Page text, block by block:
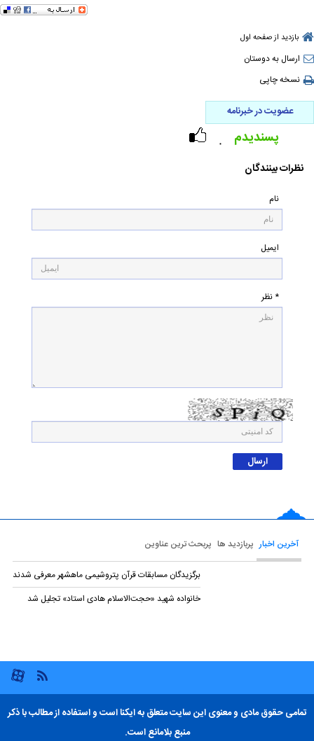
بازدید از صفحه اول
ارسال به دوستان
نسخه چاپی
عضویت در خبرنامه
۰ پسندیدم
نظرات بینندگان
نام
ایمیل
* نظر
آخرین اخبار پربازدید ها پربحث ترین عناوین
برگزیدگان مسابقات قرآن پتروشیمی ماهشهر معرفی شدند
خانواده شهید «حجت‌الاسلام هادی استاد» تجلیل شد
تمامی حقوق مادی و معنوی این سایت متعلق به ایکنا است و استفاده از مطالب با ذکر
منبع بلامانع است.